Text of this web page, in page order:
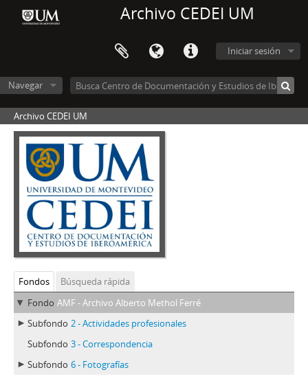
Archivo CEDEI UM
Iniciar sesión
Navegar
Archivo CEDEI UM
Fondos
Búsqueda rápida
Fondo AMF - Archivo Alberto Methol Ferré
Subfondo 2 - Actividades profesionales
Subfondo 3 - Correspondencia
Subfondo 6 - Fotografías